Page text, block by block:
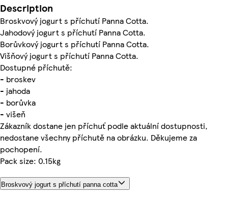
Description
Broskvový jogurt s příchutí Panna Cotta.
Jahodový jogurt s příchutí Panna Cotta.
Borůvkový jogurt s příchutí Panna Cotta.
Višňový jogurt s příchutí Panna Cotta.
Dostupné příchutě:
- broskev
- jahoda
- borůvka
- višeň
Zákazník dostane jen příchuť podle aktuální dostupnosti,
nedostane všechny příchutě na obrázku. Děkujeme za
pochopení.
Pack size: 0.15kg
Broskvový jogurt s příchutí panna cotta